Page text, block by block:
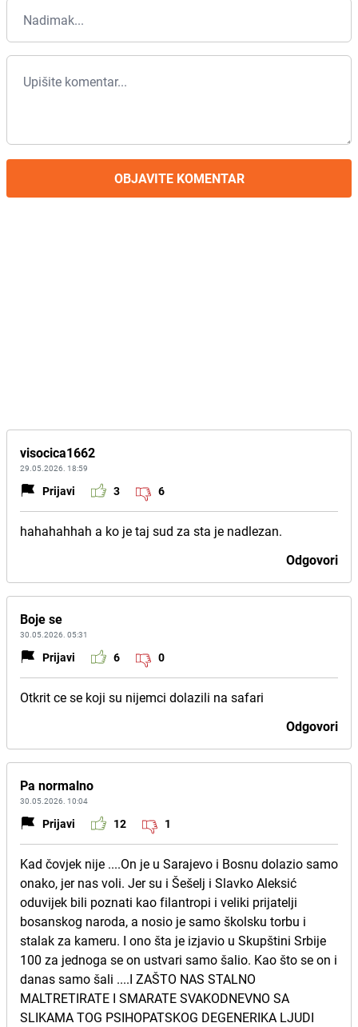
OBJAVITE KOMENTAR
visocica1662
29.05.2026. 18:59
Prijavi 3 6
hahahahhah a ko je taj sud za sta je nadlezan.
Odgovori
Boje se
30.05.2026. 05:31
Prijavi 6 0
Otkrit ce se koji su nijemci dolazili na safari
Odgovori
Pa normalno
30.05.2026. 10:04
Prijavi 12 1
Kad čovjek nije ....On je u Sarajevo i Bosnu dolazio samo
onako, jer nas voli. Jer su i Šešelj i Slavko Aleksić
oduvijek bili poznati kao filantropi i veliki prijatelji
bosanskog naroda, a nosio je samo školsku torbu i
stalak za kameru. I ono šta je izjavio u Skupštini Srbije
100 za jednoga se on ustvari samo šalio. Kao što se on i
danas samo šali ....I ZAŠTO NAS STALNO
MALTRETIRATE I SMARATE SVAKODNEVNO SA
SLIKAMA TOG PSIHOPATSKOG DEGENERIKA LJUDI